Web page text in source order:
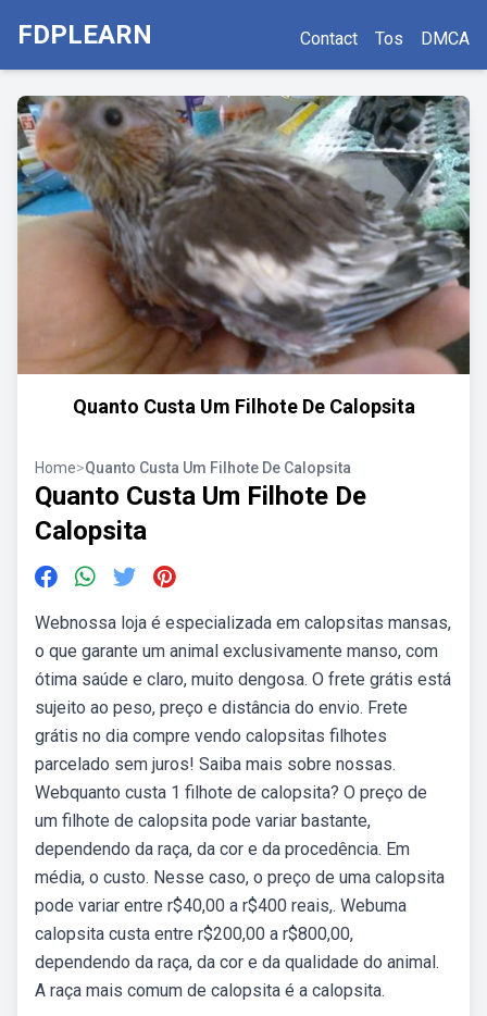
FDPLEARN Contact Tos DMCA
Quanto Custa Um Filhote De Calopsita
Home>Quanto Custa Um Filhote De Calopsita
Quanto Custa Um Filhote De
Calopsita
Webnossa loja é especializada em calopsitas mansas,
o que garante um animal exclusivamente manso, com
ótima saúde e claro, muito dengosa. O frete grátis está
sujeito ao peso, preço e distância do envio. Frete
grátis no dia compre vendo calopsitas filhotes
parcelado sem juros! Saiba mais sobre nossas.
Webquanto custa 1 filhote de calopsita? O preço de
um filhote de calopsita pode variar bastante,
dependendo da raça, da cor e da procedência. Em
média, o custo. Nesse caso, o preço de uma calopsita
pode variar entre r$40,00 a r$400 reais,. Webuma
calopsita custa entre r$200,00 a r$800,00,
dependendo da raça, da cor e da qualidade do animal.
A raça mais comum de calopsita é a calopsita.